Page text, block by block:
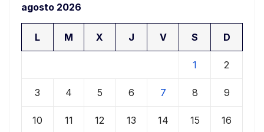
agosto 2026
L M X J V S D
1 2
3 4 5 6 7 8 9
10 11 12 13 14 15 16